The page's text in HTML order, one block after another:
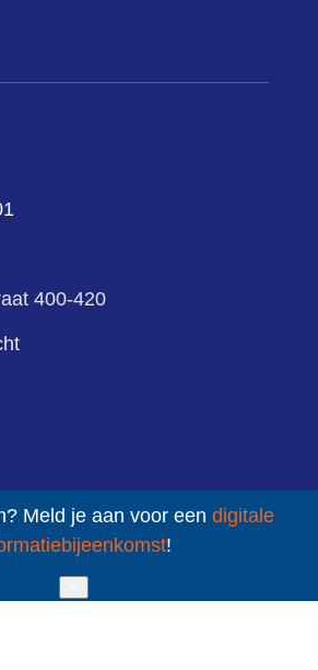
Meld je aan voor een digitale
!
400-420